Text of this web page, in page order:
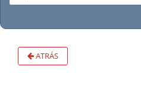
ATRÁS